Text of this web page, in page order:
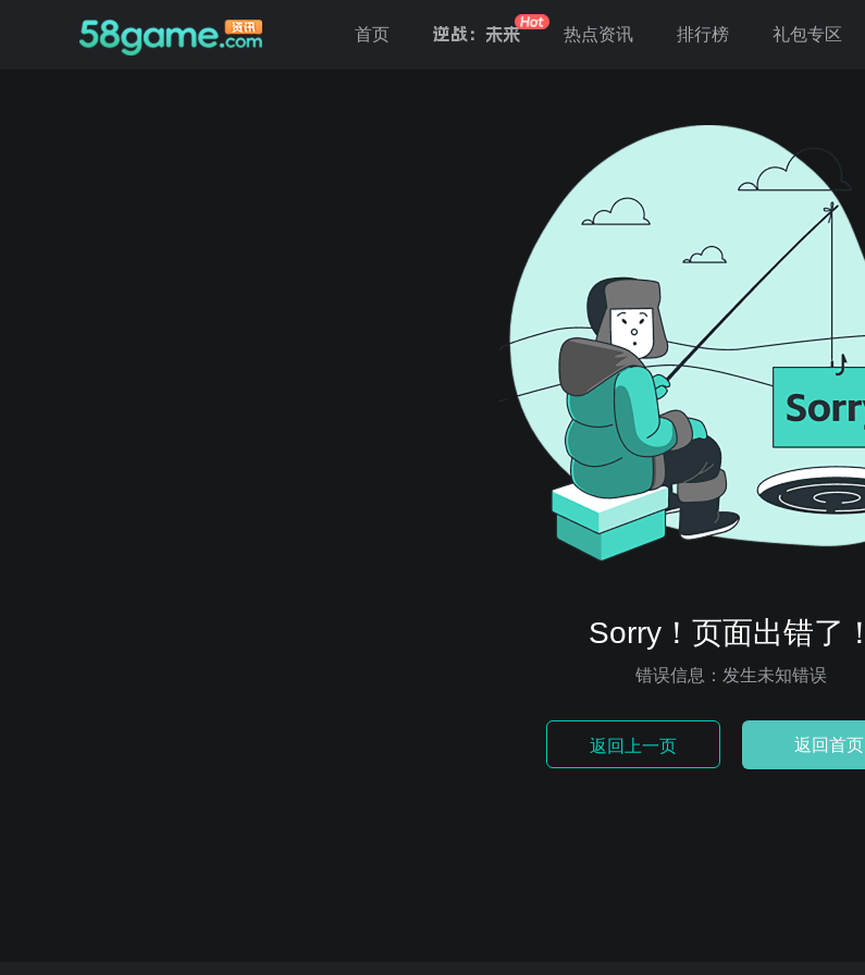
首页 逆战：未来 热点资讯 排行榜 礼包专区
Sorry！页面出错了！
错误信息：发生未知错误
返回上一页 返回首页